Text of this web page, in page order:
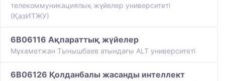
телекоммуникациялық жүйелер университеті
(ҚазИТЖУ)
6B06116 Ақпараттық жүйелер
Мұхаметжан Тынышбаев атындағы ALT университеті
6B06126 Қолданбалы жасанды интеллект